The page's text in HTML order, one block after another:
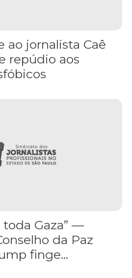
ao jornalista Caê
repúdio aos
toda Gaza” —
da Paz
finge...